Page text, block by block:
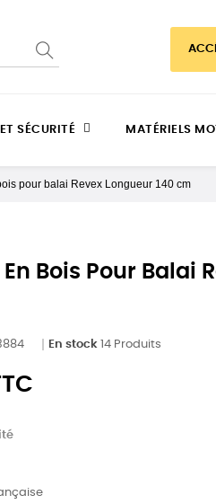
SÉCURITÉ MATÉRIELS
pour balai Revex Longueur 140 cm
Bois Pour Balai
En stock 14 Produits